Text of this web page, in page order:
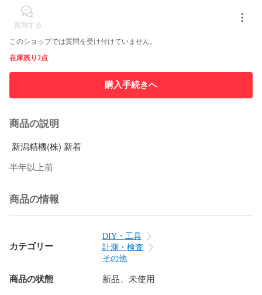
質問する
このショップでは質問を受け付けていません。
在庫残り2点
購入手続きへ
商品の説明
半年以上前
商品の情報
カテゴリー
DIY・工具
計測・検査
その他
商品の状態 新品、未使用